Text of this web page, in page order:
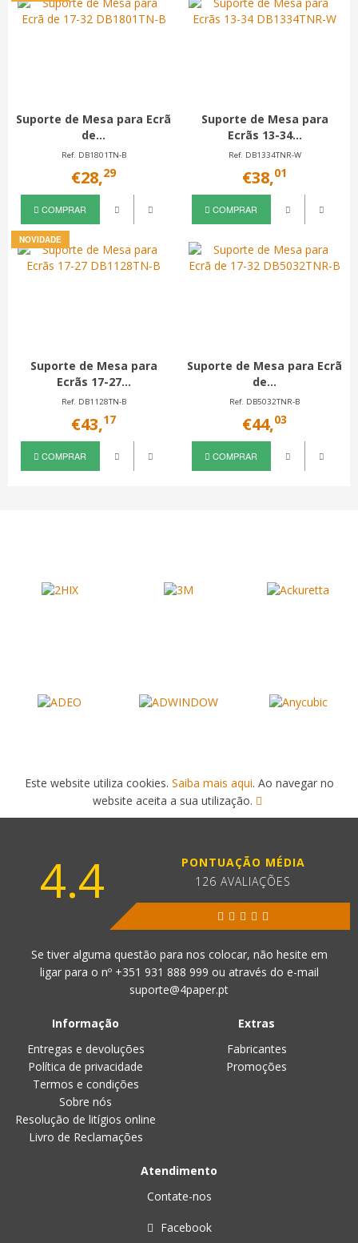
Suporte de Mesa para Ecrã
de...
Ref. DB1801TN-B
€28,29
COMPRAR
Suporte de Mesa para
Ecrãs 13-34...
Ref. DB1334TNR-W
€38,01
COMPRAR
NOVIDADE
Suporte de Mesa para
Ecrãs 17-27...
Ref. DB1128TN-B
€43,17
COMPRAR
Suporte de Mesa para Ecrã
de...
Ref. DB5032TNR-B
€44,03
COMPRAR
Este website utiliza cookies. Saiba mais aqui. Ao navegar no
website aceita a sua utilização.
4.4
PONTUAÇÃO MÉDIA
126 AVALIAÇÕES
Se tiver alguma questão para nos colocar, não hesite em
ligar para o nº +351 931 888 999 ou através do e-mail
suporte@4paper.pt
Informação
Entregas e devoluções
Política de privacidade
Termos e condições
Sobre nós
Resolução de litígios online
Livro de Reclamações
Extras
Fabricantes
Promoções
Atendimento
Contate-nos
Facebook